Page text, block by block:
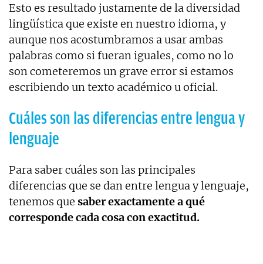
Esto es resultado justamente de la diversidad
lingüística que existe en nuestro idioma, y
aunque nos acostumbramos a usar ambas
palabras como si fueran iguales, como no lo
son cometeremos un grave error si estamos
escribiendo un texto académico u oficial.
Cuáles son las diferencias entre lengua y
lenguaje
Para saber cuáles son las principales
diferencias que se dan entre lengua y lenguaje,
tenemos que saber exactamente a qué
corresponde cada cosa con exactitud.